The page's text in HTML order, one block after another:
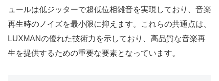
ュールは低ジッターで超低位相雑音を実現しており、音楽
再生時のノイズを最小限に抑えます。これらの共通点は、
LUXMANの優れた技術力を示しており、高品質な音楽再
生を提供するための重要な要素となっています。